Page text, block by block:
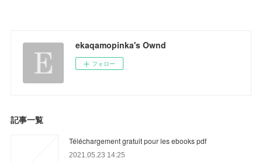
ekaqamopinka's Ownd
フォロー
記事一覧
Téléchargement gratuit pour les ebooks pdf
2021.05.23 14:25